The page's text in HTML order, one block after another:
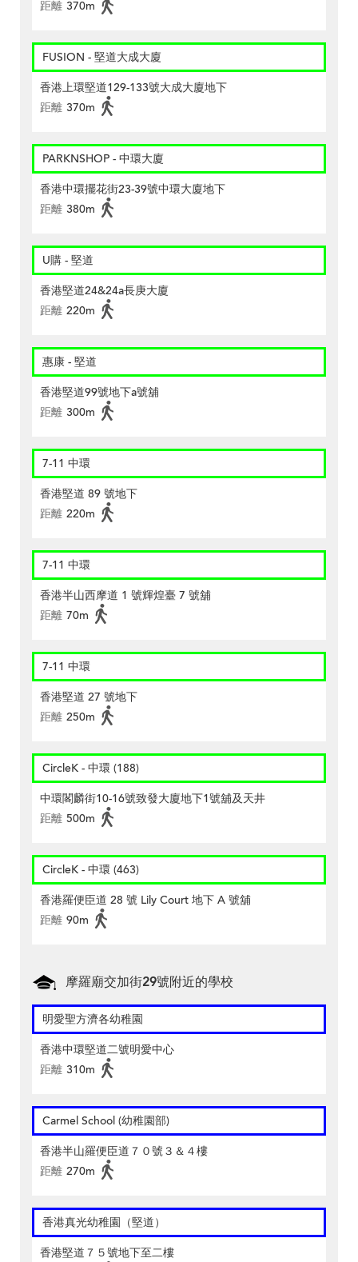
距離 370m
FUSION - 堅道大成大廈
香港上環堅道129-133號大成大廈地下
距離 370m
PARKNSHOP - 中環大廈
香港中環擺花街23-39號中環大廈地下
距離 380m
U購 - 堅道
香港堅道24&24a長庚大廈
距離 220m
惠康 - 堅道
香港堅道99號地下a號舖
距離 300m
7-11 中環
香港堅道 89 號地下
距離 220m
7-11 中環
香港半山西摩道 1 號輝煌臺 7 號舖
距離 70m
7-11 中環
香港堅道 27 號地下
距離 250m
CircleK - 中環 (188)
中環閣麟街10-16號致發大廈地下1號舖及天井
距離 500m
CircleK - 中環 (463)
香港羅便臣道 28 號 Lily Court 地下 A 號舖
距離 90m
摩羅廟交加街29號附近的學校
明愛聖方濟各幼稚園
香港中環堅道二號明愛中心
距離 310m
Carmel School (幼稚園部)
香港半山羅便臣道７０號３＆４樓
距離 270m
香港真光幼稚園（堅道）
香港堅道７５號地下至二樓